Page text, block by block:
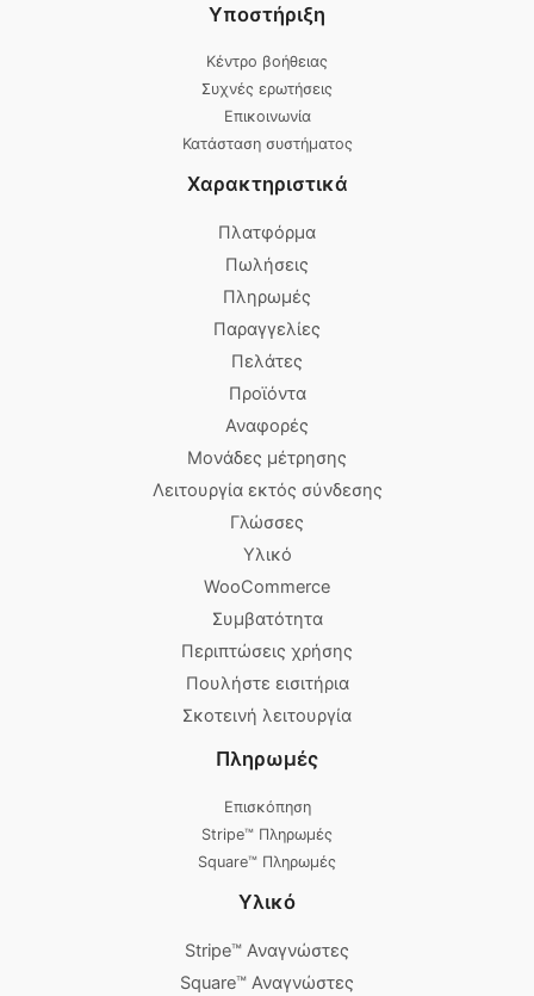
Υποστήριξη
Κέντρο βοήθειας
Συχνές ερωτήσεις
Επικοινωνία
Κατάσταση συστήματος
Χαρακτηριστικά
Πλατφόρμα
Πωλήσεις
Πληρωμές
Παραγγελίες
Πελάτες
Προϊόντα
Αναφορές
Μονάδες μέτρησης
Λειτουργία εκτός σύνδεσης
Γλώσσες
Υλικό
WooCommerce
Συμβατότητα
Περιπτώσεις χρήσης
Πουλήστε εισιτήρια
Σκοτεινή λειτουργία
Πληρωμές
Επισκόπηση
Stripe™ Πληρωμές
Square™ Πληρωμές
Υλικό
Stripe™ Αναγνώστες
Square™ Αναγνώστες